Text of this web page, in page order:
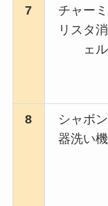
7
チャー
リスタ
ェル
8
シャボ
器洗い